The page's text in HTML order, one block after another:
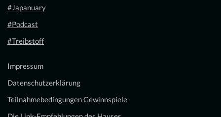
#Japanuary
#Podcast
#Treibstoff
Impressum
Datenschutzerklärung
Teilnahmebedingungen Gewinnspiele